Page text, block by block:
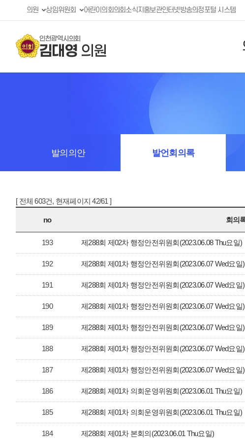
의원 상임위원회 어린이의회의회소식지 홍보관인터넷방송의정포털 시스템
인천광역시의회
김대영 의원
발의의안 발언회의록
[ 전체 603건, 현재페이지 42/61 ]
no 회의
193 제288회 제02차 행정안전위원회(2023.06.08 Thu요일)
192 제288회 제01차 행정안전위원회(2023.06.07 Wed요일)
191 제288회 제01차 행정안전위원회(2023.06.07 Wed요일)
190 제288회 제01차 행정안전위원회(2023.06.07 Wed요일)
189 제288회 제01차 행정안전위원회(2023.06.07 Wed요일)
188 제288회 제01차 행정안전위원회(2023.06.07 Wed요일)
187 제288회 제01차 행정안전위원회(2023.06.07 Wed요일)
186 제288회 제01차 의회운영위원회(2023.06.01 Thu요일)
185 제288회 제01차 의회운영위원회(2023.06.01 Thu요일)
184 제288회 제01차 본회의(2023.06.01 Thu요일)